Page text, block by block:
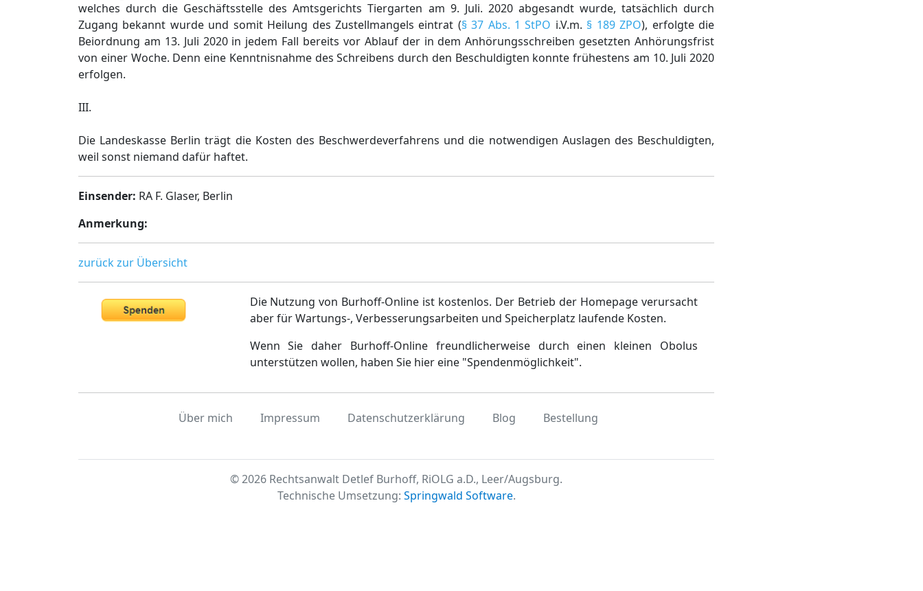
welches durch die Geschäftsstelle des Amtsgerichts Tiergarten am 9. Juli. 2020 abgesandt wurde, tatsächlich durch
Zugang bekannt wurde und somit Heilung des Zustellmangels eintrat (§ 37 Abs. 1 StPO i.V.m. § 189 ZPO), erfolgte die
Beiordnung am 13. Juli 2020 in jedem Fall bereits vor Ablauf der in dem Anhörungsschreiben gesetzten Anhörungsfrist
von einer Woche. Denn eine Kenntnisnahme des Schreibens durch den Beschuldigten konnte frühestens am 10. Juli 2020
erfolgen.
III.
Die Landeskasse Berlin trägt die Kosten des Beschwerdeverfahrens und die notwendigen Auslagen des Beschuldigten,
weil sonst niemand dafür haftet.
Einsender: RA F. Glaser, Berlin
Anmerkung:
zurück zur Übersicht
Die Nutzung von Burhoff-Online ist kostenlos. Der Betrieb der Homepage verursacht
aber für Wartungs-, Verbesserungsarbeiten und Speicherplatz laufende Kosten.
Wenn Sie daher Burhoff-Online freundlicherweise durch einen kleinen Obolus
unterstützen wollen, haben Sie hier eine "Spendenmöglichkeit".
Über mich Impressum Datenschutzerklärung Blog Bestellung
© 2026 Rechtsanwalt Detlef Burhoff, RiOLG a.D., Leer/Augsburg.
Technische Umsetzung: Springwald Software.